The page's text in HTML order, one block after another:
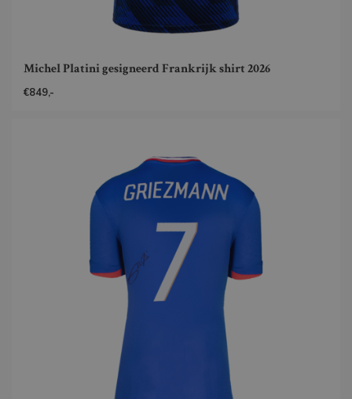
Michel Platini gesigneerd Frankrijk shirt 2026
€849,-